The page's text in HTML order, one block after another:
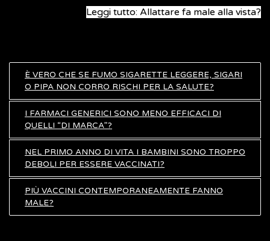
Leggi tutto: Allattare fa male alla vista?
È VERO CHE SE FUMO SIGARETTE LEGGERE, SIGARI
O PIPA NON CORRO RISCHI PER LA SALUTE?
I FARMACI GENERICI SONO MENO EFFICACI DI
QUELLI “DI MARCA”?
NEL PRIMO ANNO DI VITA I BAMBINI SONO TROPPO
DEBOLI PER ESSERE VACCINATI?
PIÙ VACCINI CONTEMPORANEAMENTE FANNO
MALE?